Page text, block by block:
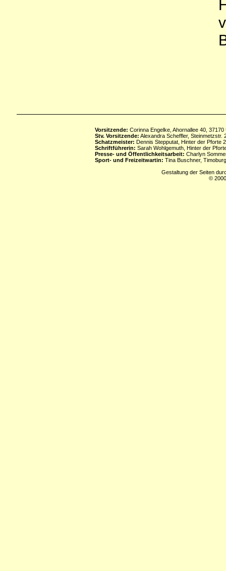
Vorsitzende: Corinna Engelke, Ahornallee 40,
Stv. Vorsitzende: Alexandra Scheffler, Steinmetzstr.
Schatzmeister: Dennis Stepputat, Hinter der Pforte
Schriftführerin: Sarah Wohlgemuth, Hinter der
Presse- und Öffentlichkeitsarbeit: Charlyn
Sport- und Freizeitwartin: Tina Buschner,
Gestaltung der Seiten
©